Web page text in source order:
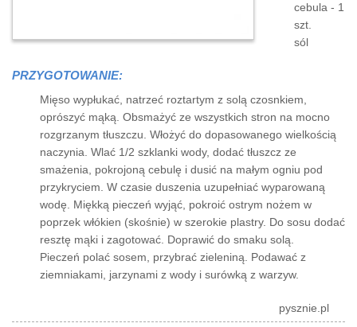
cebula - 1
szt.
sól
PRZYGOTOWANIE:
Mięso wypłukać, natrzeć roztartym z solą czosnkiem,
oprószyć mąką. Obsmażyć ze wszystkich stron na mocno
rozgrzanym tłuszczu. Włożyć do dopasowanego wielkością
naczynia. Wlać 1/2 szklanki wody, dodać tłuszcz ze
smażenia, pokrojoną cebulę i dusić na małym ogniu pod
przykryciem. W czasie duszenia uzupełniać wyparowaną
wodę. Miękką pieczeń wyjąć, pokroić ostrym nożem w
poprzek włókien (skośnie) w szerokie plastry. Do sosu dodać
resztę mąki i zagotować. Doprawić do smaku solą.
Pieczeń polać sosem, przybrać zieleniną. Podawać z
ziemniakami, jarzynami z wody i surówką z warzyw.
pysznie.pl